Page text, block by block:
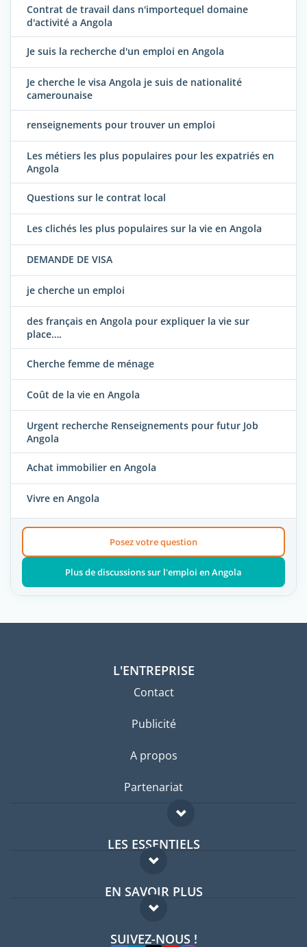
Contrat de travail dans n'importequel domaine
d'activité a Angola
Je suis la recherche d'un emploi en Angola
Je cherche le visa Angola je suis de nationalité
camerounaise
renseignements pour trouver un emploi
Les métiers les plus populaires pour les expatriés en
Angola
Questions sur le contrat local
Les clichés les plus populaires sur la vie en Angola
DEMANDE DE VISA
je cherche un emploi
des français en Angola pour expliquer la vie sur
place….
Cherche femme de ménage
Coût de la vie en Angola
Urgent recherche Renseignements pour futur Job
Angola
Achat immobilier en Angola
Vivre en Angola
Posez votre question
Plus de discussions sur l'emploi en Angola
L'ENTREPRISE
Contact
Publicité
A propos
Partenariat
LES ESSENTIELS
Forum expatriés
Guides pays
EN SAVOIR PLUS
FAQ
SUIVEZ-NOUS !